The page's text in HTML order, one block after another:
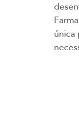
única